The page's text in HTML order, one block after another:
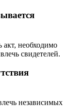
акт, необходимо
свидетелей.
независимых